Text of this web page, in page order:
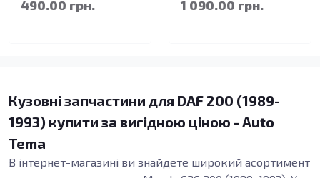
490.00 грн. 1 090.00 грн.
Кузовні запчастини для DAF 200 (1989-
1993) купити за вигідною ціною - Auto
Tema
В інтернет-магазині ви знайдете широкий асортимент